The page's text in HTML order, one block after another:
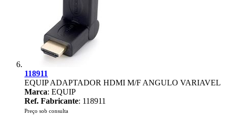
118911
EQUIP ADAPTADOR HDMI M/F ANGULO VARIAVEL
Marca: EQUIP
Ref. Fabricante: 118911
Preço sob consulta